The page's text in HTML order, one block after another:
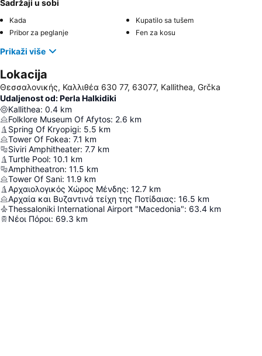
Sadržaji u sobi
Kada
Kupatilo sa tušem
Pribor za peglanje
Fen za kosu
Prikaži više
Lokacija
Θεσσαλονικής, Καλλιθέα 630 77, 63077, Kallithea, Grčka
Udaljenost od: Perla Halkidiki
Kallithea: 0.4 km
Folklore Museum Of Afytos: 2.6 km
Spring Of Kryopigi: 5.5 km
Tower Of Fokea: 7.1 km
Siviri Amphitheater: 7.7 km
Turtle Pool: 10.1 km
Amphitheatron: 11.5 km
Tower Of Sani: 11.9 km
Αρχαιολογικός Χώρος Μένδης: 12.7 km
Αρχαία και Βυζαντινά τείχη της Ποτίδαιας: 16.5 km
Thessaloniki International Airport "Macedonia": 63.4 km
Νέοι Πόροι: 69.3 km